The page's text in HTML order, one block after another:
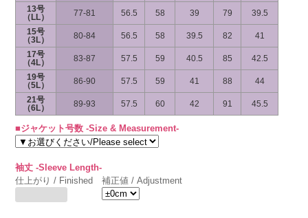
13号
（LL）
77-81 56.5 58 39 79
39.5
15号
（3L）
80-84 56.5 58 39.5 82
41
17号
（4L）
83-87 57.5 59 40.5 85
42.5
19号
（5L）
86-90 57.5 59 41 88
44
21号
（6L）
89-93 57.5 60 42 91 45.5
■ジャケット号数 -Size & Measurement-
袖丈 -Sleeve Length-
仕上がり / Finished
補正値 / Adjustment